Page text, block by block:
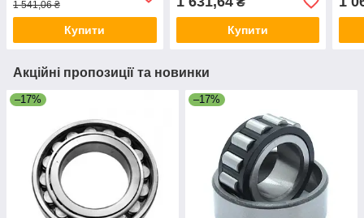
1 541,06 ₴
Купити Купити
Акційні пропозиції та новинки
–17% –17%